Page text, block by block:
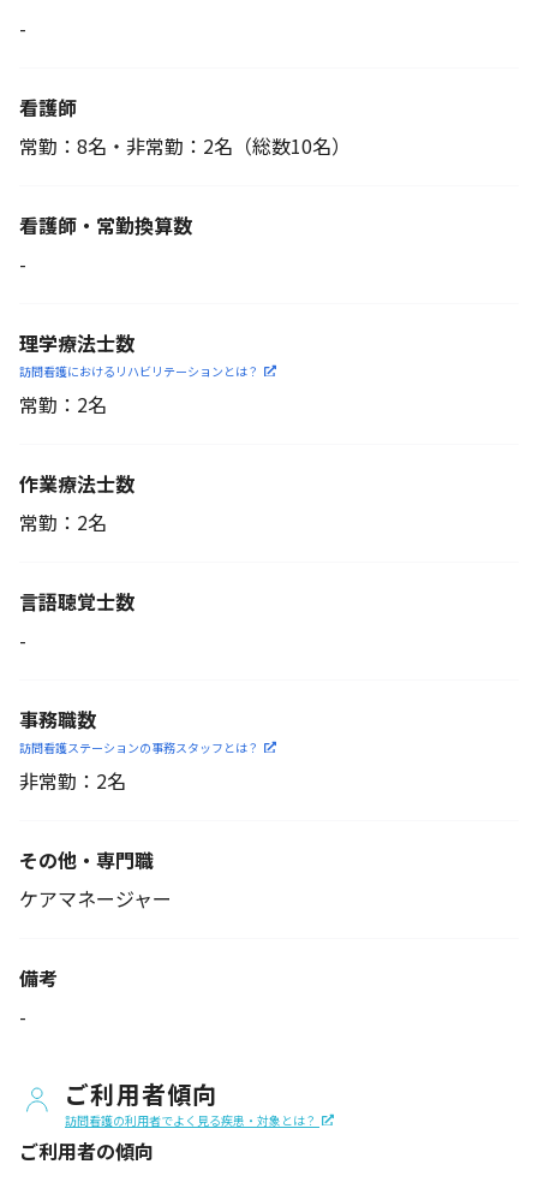
-
看護師
常勤：8名・非常勤：2名 （総数10名）
看護師・常勤換算数
-
理学療法士数
訪問看護におけるリハビリ テーションとは？
常勤：2名
作業療法士数
常勤：2名
言語聴覚士数
-
事務職数
訪問看護ステーションの事務スタッフとは？
非常勤：2名
その他・専門職
ケアマネージャー
備考
-
ご利用者傾向
訪問看護の利用者でよく見る疾患・対象とは？
ご利用者の傾向